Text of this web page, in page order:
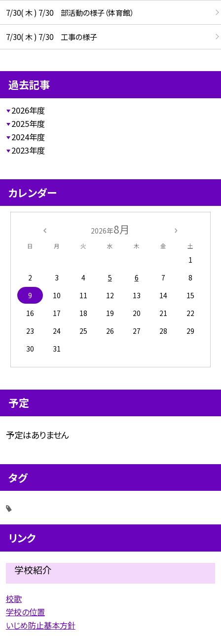
7/30( 木 ) 7/30 部活動の様子（体育館）
7/30( 木 ) 7/30 工事の様子
過去記事
2026年度
2025年度
2024年度
2023年度
カレンダー
2026年8月
日 月 火 水 木 金 土
1
2
3 4 5 6 7
8
9
10 11 12 13 14
15
16
17 18 19 20 21
22
23
24 25 26 27 28
29
30
31
予定
予定はありません
タグ
リンク
学校紹介
校歌
学校の位置
いじめ防止基本方針